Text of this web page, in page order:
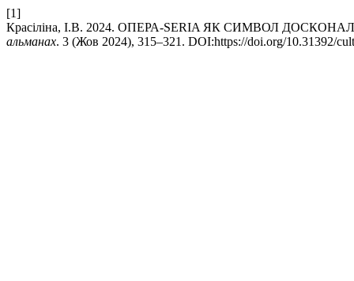
[1]
Красіліна, І.В. 2024. ОПЕРА-SERIA ЯК СИМВОЛ
альманах. 3 (Жов 2024), 315–321. DOI:https://doi.org/10.31392/